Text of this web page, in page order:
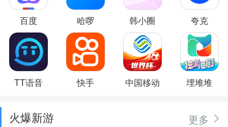
百度 哈啰 韩小圈 夸克
TT语音 快手 中国移动 埋堆堆
火爆新游 更多